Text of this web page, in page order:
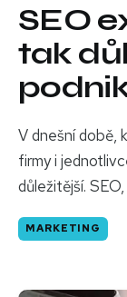
SEO
tak
V dnešní době,
firmy i
důležitější.
MARKETING